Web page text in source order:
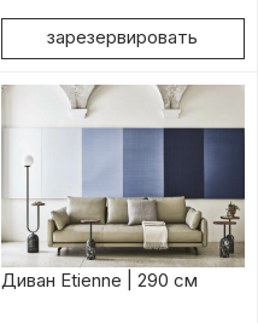
зарезервировать
Диван Etienne | 290 см